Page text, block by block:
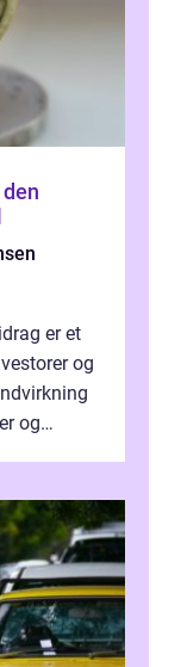
er et
og
og